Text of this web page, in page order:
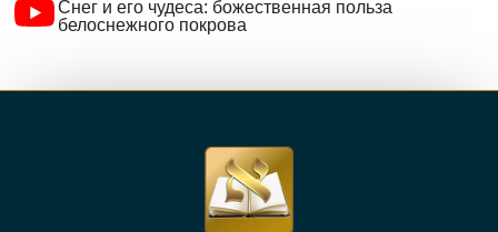
Снег и его чудеса: божественная польза
белоснежного покрова